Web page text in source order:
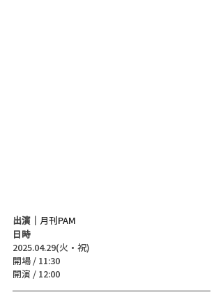
出演｜ 月刊PAM
日時
2025.04.29(火・祝)
開場 / 11:30
開演 / 12:00